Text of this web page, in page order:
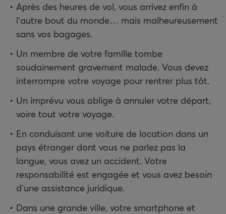
Après des heures de vol, vous arrivez enfin à
l’autre bout du monde… mais malheureusement
sans vos bagages.
Un membre de votre famille tombe
soudainement gravement malade. Vous devez
interrompre votre voyage pour rentrer plus tôt.
Un imprévu vous oblige à annuler votre départ,
voire tout votre voyage.
En conduisant une voiture de location dans un
pays étranger dont vous ne parlez pas la
langue, vous avez un accident. Votre
responsabilité est engagée et vous avez besoin
d’une assistance juridique.
Dans une grande ville, votre smartphone et